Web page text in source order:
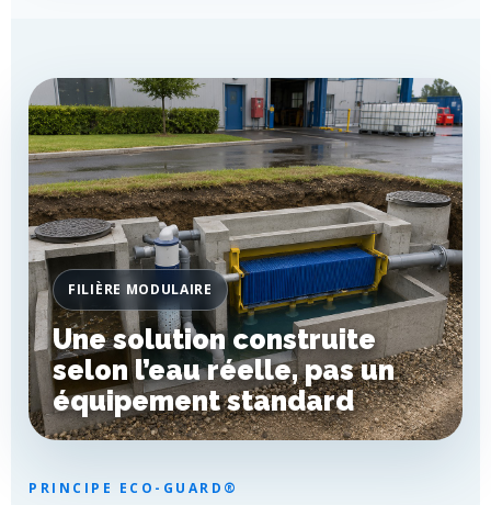
FILIÈRE MODULAIRE
Une solution construite
selon l’eau réelle, pas un
équipement standard
PRINCIPE ECO-GUARD®